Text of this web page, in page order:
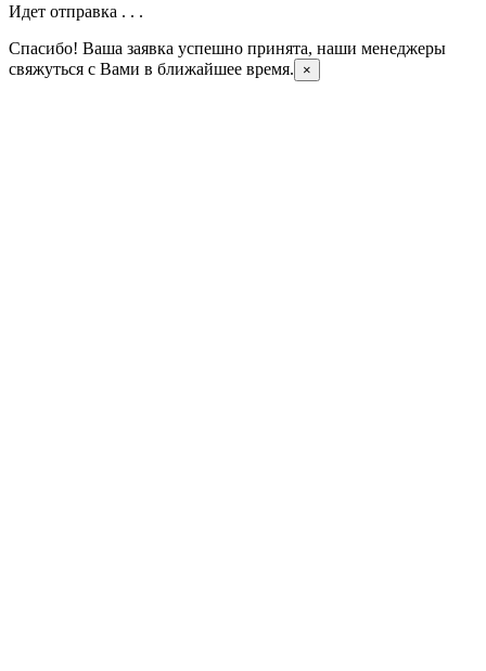
Идет отправка . . .
Спасибо! Ваша заявка успешно принята, наши менеджеры
свяжуться с Вами в ближайшее время.
×